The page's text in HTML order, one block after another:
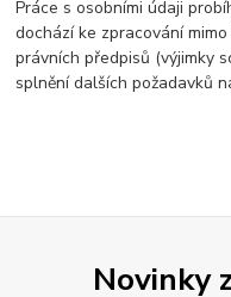
Práce s osobními údaji
dochází ke zpracování
právních předpisů (výjimky
splnění dalších požadavků
Novinky